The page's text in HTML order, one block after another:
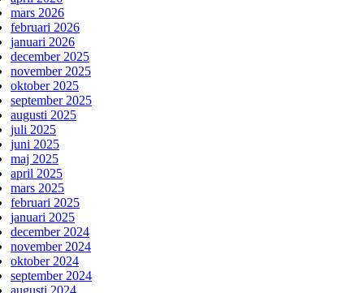
mars 2026
februari 2026
januari 2026
december 2025
november 2025
oktober 2025
september 2025
augusti 2025
juli 2025
juni 2025
maj 2025
april 2025
mars 2025
februari 2025
januari 2025
december 2024
november 2024
oktober 2024
september 2024
augusti 2024